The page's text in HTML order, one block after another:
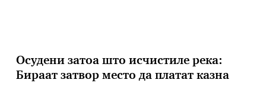
Осудени затоа што исчистиле река:
Бираат затвор место да платат казна